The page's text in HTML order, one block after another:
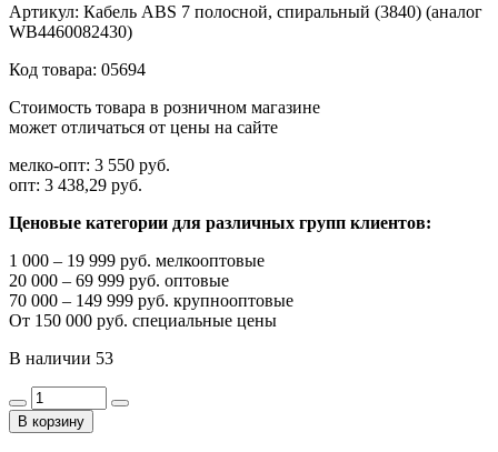
Артикул: Кабель ABS 7 полосной, спиральный (3840) (аналог
WB4460082430)
Код товара: 05694
Стоимость товара в розничном магазине
может отличаться от цены на сайте
мелко-опт: 3 550 руб.
опт: 3 438,29 руб.
Ценовые категории для различных групп клиентов:
1 000 – 19 999 руб. мелкооптовые
20 000 – 69 999 руб. оптовые
70 000 – 149 999 руб. крупнооптовые
От 150 000 руб. специальные цены
В наличии 53
В корзину